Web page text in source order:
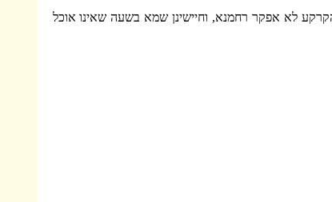
לא אפקר רחמנא, וחיישינן שמא בשעה שאינו אוכל